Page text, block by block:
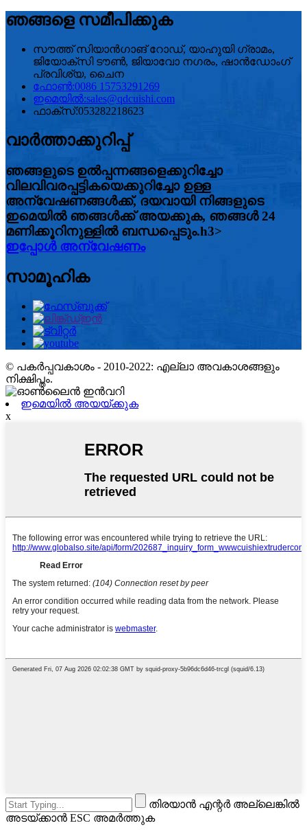
ഞങ്ങളെ സമീപിക്കുക
സൗത്ത് സിയാൻഗാങ് റോഡ്, യാഹുയി ഗ്രാമം,
ജിയോക്സി ടൗൺ, ജിയാവോ നഗരം, ഷാൻഡോംഗ്
പ്രവിശ്യ, ചൈന
ഫോൺ:0086 15753291269
ഇമെയിൽ:sales@qdcuishi.com
ഫാക്സ്:053282218623
വാർത്താക്കുറിപ്പ്
ഞങ്ങളുടെ ഉൽപ്പന്നങ്ങളെക്കുറിച്ചോ
വിലവിവരപ്പട്ടികയെക്കുറിച്ചോ ഉള്ള
അന്വേഷണങ്ങൾക്ക്, ദയവായി നിങ്ങളുടെ
ഇമെയിൽ ഞങ്ങൾക്ക് അയക്കുക, ഞങ്ങൾ 24
മണിക്കൂറിനുള്ളിൽ ബന്ധപ്പെടും.h3>
ഇപ്പോൾ അന്വേഷണം
സാമൂഹിക
© പകർപ്പവകാശം - 2010-2022: എല്ലാ അവകാശങ്ങളും
നിക്ഷിപ്തം.
ഇമെയിൽ അയയ്ക്കുക
x
തിരയാൻ എന്റർ അല്ലെങ്കിൽ
അടയ്ക്കാൻ ESC അമർത്തുക